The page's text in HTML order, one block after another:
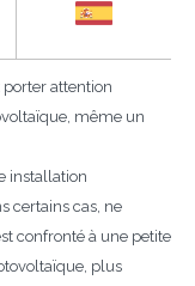
attention
même un
installation
certains cas, ne
confronté à une petite
plus